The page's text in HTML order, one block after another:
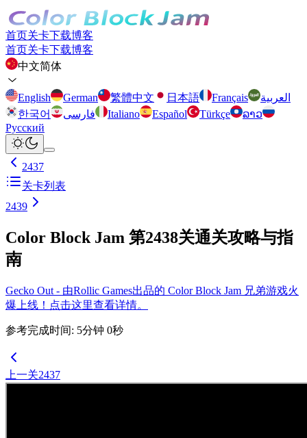
首页关卡下载博客
首页关卡下载博客
中文简体
English German 繁體中文 日本語 Français
العربية
한국어
فارسی Italiano Español Türkçe
ລາວ
Русский
2437
关卡列表
2439
Color Block Jam 第2438关通关攻略与指
南
Gecko Out - 由Rollic Games出品的 Color Block Jam 兄弟游戏火
爆上线！点击这里查看详情。
参考完成时间: 5分钟 0秒
上一关2437